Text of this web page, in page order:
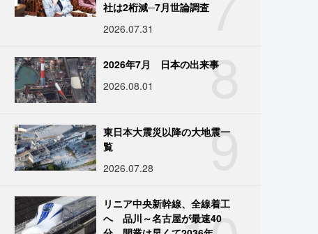
社は2桁減─7月世論調査
2026.07.31
8
2026年7月 日本の出来事
2026.08.01
9
東日本大震災以降の大地震一
覧
2026.07.28
リニア中央新幹線、全線着工
へ 品川～名古屋が最速40